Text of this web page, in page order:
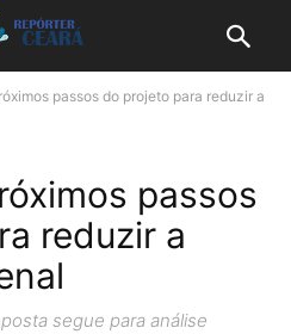
passos do projeto para reduzir a
passos
reduzir a
segue para análise